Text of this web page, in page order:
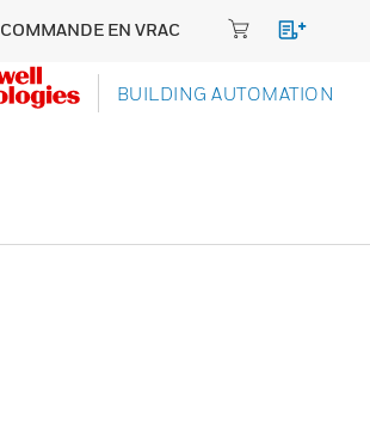
COMMANDE EN VRAC
BUILDING AUTOMATION